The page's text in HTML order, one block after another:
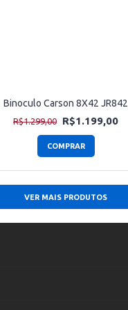
Binoculo Carson 8X42 JR842
R$1.299,00 R$1.199,00
COMPRAR
VER MAIS PRODUTOS